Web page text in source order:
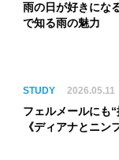
雨の日が好きにな
で知る雨の魅力
STUDY 2026.05.11
フェルメールにも
《ディアナとニン